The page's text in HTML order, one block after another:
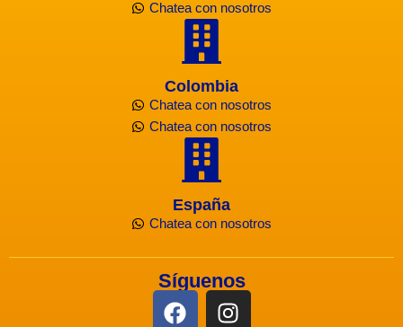
Chatea con nosotros
Colombia
Chatea con nosotros
Chatea con nosotros
España
Chatea con nosotros
Síguenos
F
I